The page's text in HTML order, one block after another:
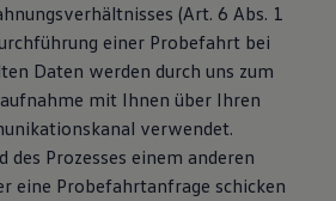
(Art. 6 Abs. 1
einer Probefahrt bei
Daten werden durch uns zum
mit Ihnen über Ihren
verwendet.
des Prozesses einem anderen
eine Probefahrtanfrage schicken